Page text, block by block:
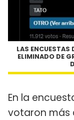
LAS ENCUESTAS
ELIMINADO DE
En la
votaron más